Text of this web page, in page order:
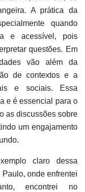
A prática da
quando
e acessível, pois
questões. Em
vão além da
de contextos e a
e sociais. Essa
e é essencial para o
as discussões sobre
um engajamento
claro dessa
onde enfrentei
encontrei no